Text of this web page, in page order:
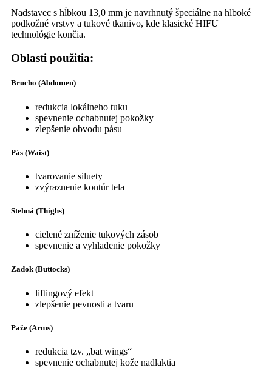
Nadstavec s hĺbkou 13,0 mm je navrhnutý špeciálne na hlboké
podkožné vrstvy a tukové tkanivo, kde klasické HIFU
technológie končia.
Oblasti použitia:
Brucho (Abdomen)
redukcia lokálneho tuku
spevnenie ochabnutej pokožky
zlepšenie obvodu pásu
Pás (Waist)
tvarovanie siluety
zvýraznenie kontúr tela
Stehná (Thighs)
cielené zníženie tukových zásob
spevnenie a vyhladenie pokožky
Zadok (Buttocks)
liftingový efekt
zlepšenie pevnosti a tvaru
Paže (Arms)
redukcia tzv. „bat wings“
spevnenie ochabnutej kože nadlaktia